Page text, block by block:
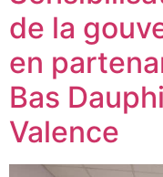
de la
en
Bas
Valence